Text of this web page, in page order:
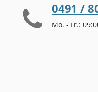
0491 /
Mo. - Fr.: